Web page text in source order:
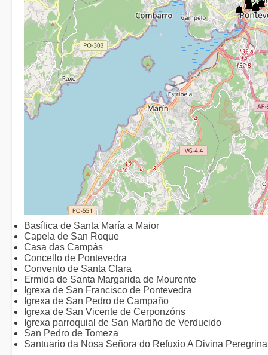
Basílica de Santa María a Maior
Capela de San Roque
Casa das Campás
Concello de Pontevedra
Convento de Santa Clara
Ermida de Santa Margarida de Mourente
Igrexa de San Francisco de Pontevedra
Igrexa de San Pedro de Campaño
Igrexa de San Vicente de Cerponzóns
Igrexa parroquial de San Martiño de Verducido
San Pedro de Tomeza
Santuario da Nosa Señora do Refuxio A Divina Peregrina